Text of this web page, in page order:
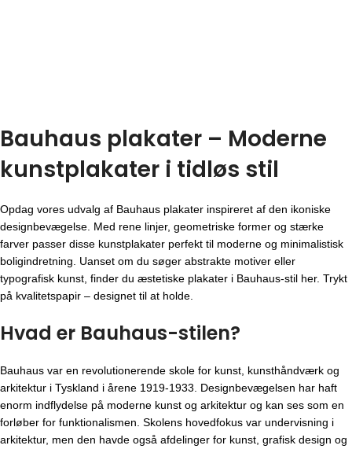
Bauhaus plakater – Moderne
kunstplakater i tidløs stil
Opdag vores udvalg af Bauhaus plakater inspireret af den ikoniske
designbevægelse. Med rene linjer, geometriske former og stærke
farver passer disse kunstplakater perfekt til moderne og minimalistisk
boligindretning. Uanset om du søger abstrakte motiver eller
typografisk kunst, finder du æstetiske plakater i Bauhaus-stil her. Trykt
på kvalitetspapir – designet til at holde.
Hvad er Bauhaus-stilen?
Bauhaus var en revolutionerende skole for kunst, kunsthåndværk og
arkitektur i Tyskland i årene 1919-1933. Designbevægelsen har haft
enorm indflydelse på moderne kunst og arkitektur og kan ses som en
forløber for funktionalismen. Skolens hovedfokus var undervisning i
arkitektur, men den havde også afdelinger for kunst, grafisk design og